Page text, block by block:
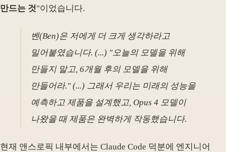
만드는 것"이었습니다.
벤(Ben)은 저에게 더 크게 생각하라고
밀어붙였습니다. (...) "오늘의 모델을 위해
만들지 말고, 6개월 후의 모델을 위해
만들어라." (...) 그래서 우리는 미래의 성능을
예측하고 제품을 설계했고, Opus 4 모델이
나왔을 때 제품은 완벽하게 작동했습니다.
현재 앤스로픽 내부에서는 Claude Code 덕분에 엔지니어